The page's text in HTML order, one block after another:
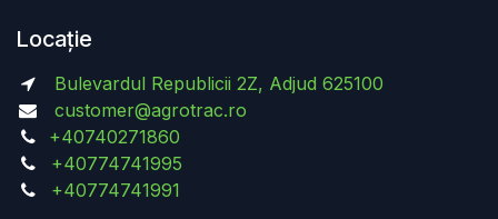
Locație
Bulevardul Republicii 2Z, Adjud 625100
customer@agrotrac.ro
+40740271860
+40774741995
+40774741991